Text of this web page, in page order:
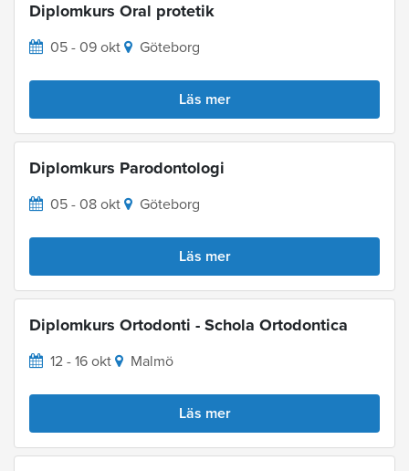
Diplomkurs Oral protetik
05 - 09 okt Göteborg
Läs mer
Diplomkurs Parodontologi
05 - 08 okt Göteborg
Läs mer
Diplomkurs Ortodonti - Schola Ortodontica
12 - 16 okt Malmö
Läs mer